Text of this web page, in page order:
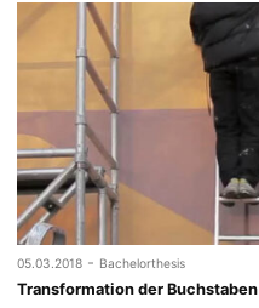
05.03.2018 - Bachelorthesis
Transformation der Buchstaben